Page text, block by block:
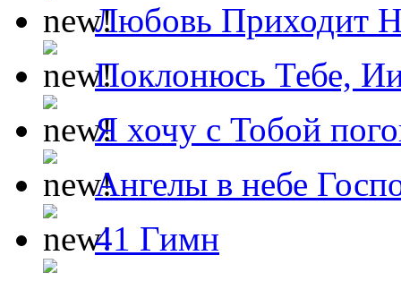
Любовь Приходит
Поклонюсь Тебе,
Я хочу с Тобой
Ангелы в небе
41 Гимн